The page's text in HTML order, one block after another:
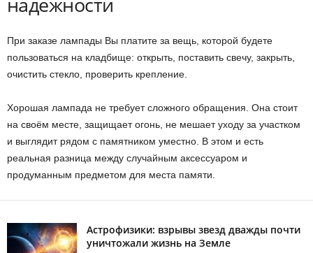
При заказе лампады Вы платите за вещь, которой будете
пользоваться на кладбище: открыть, поставить свечу, закрыть,
очистить стекло, проверить крепление.
Хорошая лампада не требует сложного обращения. Она стоит
на своём месте, защищает огонь, не мешает уходу за участком
и выглядит рядом с памятником уместно. В этом и есть
реальная разница между случайным аксессуаром и
продуманным предметом для места памяти.
Астрофизики: взрывы звезд дважды почти
уничтожали жизнь на Земле